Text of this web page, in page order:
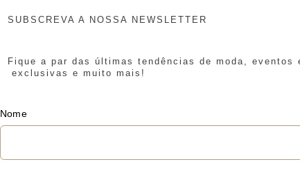
SUBSCREVA A NOSSA NEWSLETTER
Fique a par das últimas tendências de moda, eventos
exclusivas e muito mais!
Nome